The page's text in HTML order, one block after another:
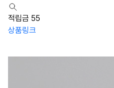
적립금 55
상품링크